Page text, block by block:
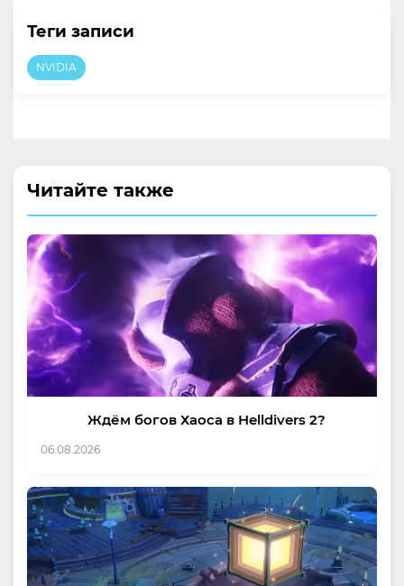
Теги записи
NVIDIA
Читайте также
Ждём богов Хаоса в Helldivers 2?
06.08.2026